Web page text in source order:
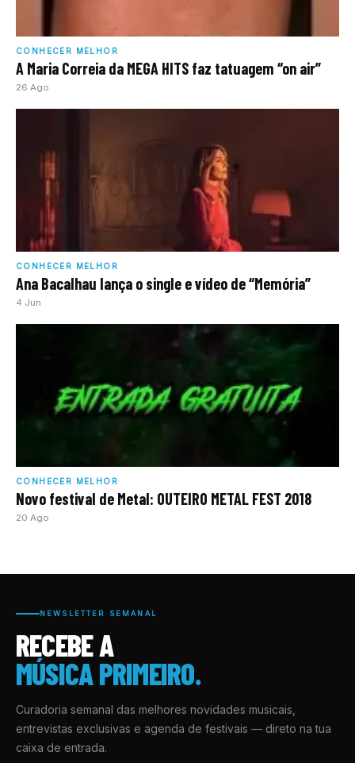
CONHECER MELHOR
A Maria Correia da MEGA HITS faz tatuagem “on air”
26 Ago
CONHECER MELHOR
Ana Bacalhau lança o single e vídeo de “Memória”
4 Jun
CONHECER MELHOR
Novo festival de Metal: OUTEIRO METAL FEST 2018
20 Ago
NEWSLETTER SEMANAL
RECEBE A
MÚSICA PRIMEIRO.
Curadoria semanal das melhores novidades musicais,
entrevistas exclusivas e agenda de festivais — direto na tua
caixa de entrada.